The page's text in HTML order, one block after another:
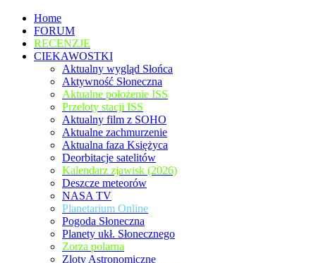
Home
FORUM
RECENZJE
CIEKAWOSTKI
Aktualny wygląd Słońca
Aktywność Słoneczna
Aktualne położenie ISS
Przeloty stacji ISS
Aktualny film z SOHO
Aktualne zachmurzenie
Aktualna faza Księżyca
Deorbitacje satelitów
Kalendarz zjawisk (2026)
Deszcze meteorów
NASA TV
Planetarium Online
Pogoda Słoneczna
Planety ukł. Słonecznego
Zorza polarna
Zloty Astronomiczne